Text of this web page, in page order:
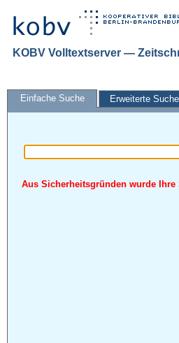
KOBV Volltextserver —
Einfache Suche Erweiterte Suche
Aus Sicherheitsgründen wurde